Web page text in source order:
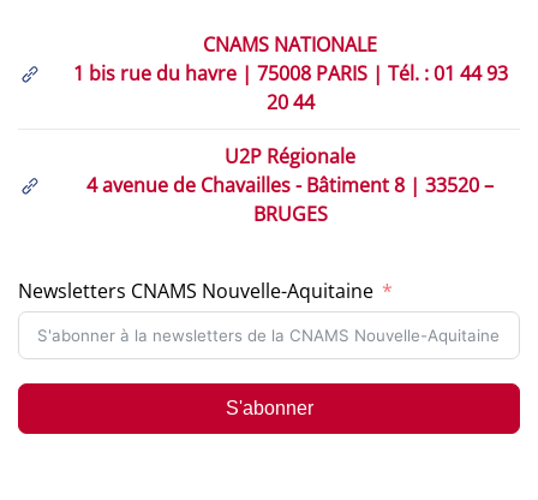
CNAMS NATIONALE
1 bis rue du havre | 75008 PARIS | Tél. : 01 44 93
20 44
U2P Régionale
4 avenue de Chavailles - Bâtiment 8 | 33520 –
BRUGES
Newsletters CNAMS Nouvelle-Aquitaine
S'abonner